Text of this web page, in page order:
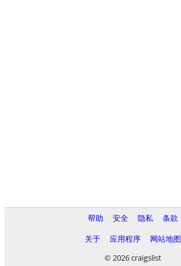
帮助 安全 隐私
条款
关于
应用程序
网站地图
© 2026 craigslist